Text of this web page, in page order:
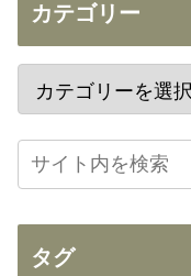
カテゴリー
タグ